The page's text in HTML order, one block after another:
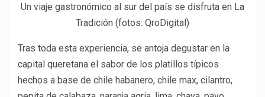
Un viaje gastronómico al sur del país se disfruta en La
Tradición (fotos: QroDigital)
Tras toda esta experiencia, se antoja degustar en la
capital queretana el sabor de los platillos típicos
hechos a base de chile habanero, chile max, cilantro,